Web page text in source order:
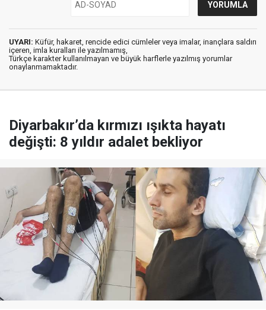
UYARI: Küfür, hakaret, rencide edici cümleler veya imalar, inançlara saldırı
içeren, imla kuralları ile yazılmamış,
Türkçe karakter kullanılmayan ve büyük harflerle yazılmış yorumlar
onaylanmamaktadır.
Diyarbakır’da kırmızı ışıkta hayatı
değişti: 8 yıldır adalet bekliyor